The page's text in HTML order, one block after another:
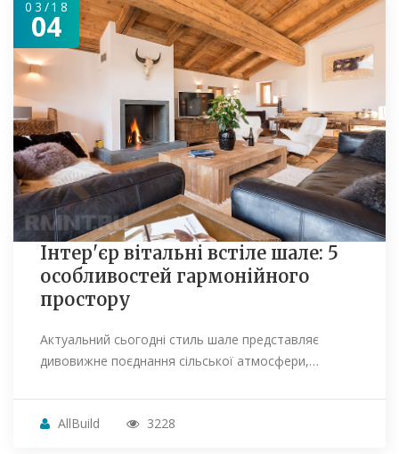
03/18
04
Інтер'єр вітальні встіле шале: 5
особливостей гармонійного
простору
Актуальний сьогодні стиль шале представляє
дивовижне поєднання сільської атмосфери,…
AllBuild 3228